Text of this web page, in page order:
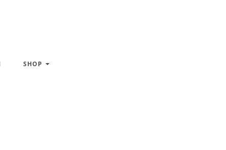
SHOP